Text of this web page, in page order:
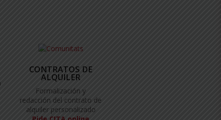
CONTRATOS DE
ALQUILER
Formalización y
redacción del contrato de
alquiler personalizado